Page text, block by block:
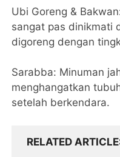
​Ubi Goreng &
sangat pas dinikmati
digoreng dengan
​Sarabba: Minuman
menghangatkan
setelah berkendara.
RELATED ARTICLE